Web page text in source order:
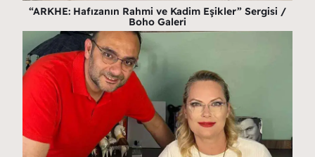
“ARKHE: Hafızanın Rahmi ve Kadim Eşikler” Sergisi /
Boho Galeri